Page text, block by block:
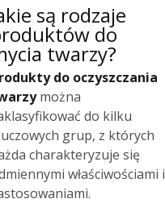
są rodzaje
do
twarzy?
do oczyszczania
można
do kilku
grup, z których
charakteryzuje się
właściwościami i